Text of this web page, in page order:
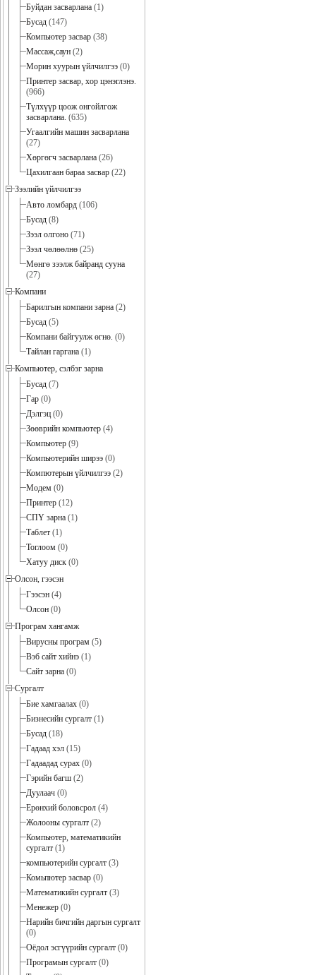
Буйдан засварлана (1)
Бусад (147)
Компьютер засвар (38)
Массаж,саун (2)
Морин хуурын үйлчилгээ (0)
Принтер засвар, хор цэнэглэнэ.
(966)
Түлхүүр цоож онгойлгож
засварлана. (635)
Угаалгийн машин засварлана
(27)
Хөргөгч засварлана (26)
Цахилгаан бараа засвар (22)
Зээлийн үйлчилгээ
Авто ломбард (106)
Бусад (8)
Зээл олгоно (71)
Зээл чөлөөлнө (25)
Мөнгө зээлж байранд сууна
(27)
Компани
Барилгын компани зарна (2)
Бусад (5)
Компани байгуулж өгнө. (0)
Тайлан гаргана (1)
Компьютер, сэлбэг зарна
Бусад (7)
Гар (0)
Дэлгэц (0)
Зөөврийн компьютер (4)
Компьютер (9)
Компьютерийн ширээ (0)
Компютерын үйлчилгээ (2)
Модем (0)
Принтер (12)
СПҮ зарна (1)
Таблет (1)
Тоглоом (0)
Хатуу диск (0)
Олсон, гээсэн
Гээсэн (4)
Олсон (0)
Програм хангамж
Вирусны програм (5)
Вэб сайт хийнэ (1)
Сайт зарна (0)
Сургалт
Бие хамгаалах (0)
Бизнесийн сургалт (1)
Бусад (18)
Гадаад хэл (15)
Гадаадад сурах (0)
Гэрийн багш (2)
Дуулаач (0)
Ерөнхий боловсрол (4)
Жолооны сургалт (2)
Компьютер, математикийн
сургалт (1)
компьютерийн сургалт (3)
Комьпютер засвар (0)
Математикийн сургалт (3)
Менежер (0)
Нарийн бичгийн даргын сургалт
(0)
Оёдол эсгүүрийн сургалт (0)
Програмын сургалт (0)